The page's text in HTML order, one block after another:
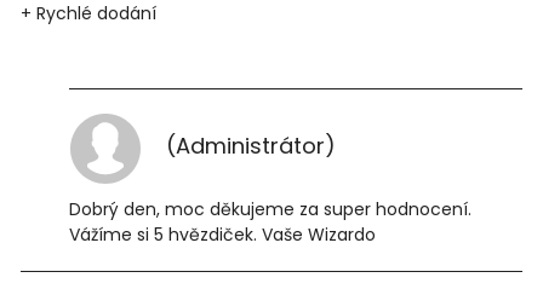
+ Rychlé dodání
(Administrátor)
Dobrý den, moc děkujeme za super hodnocení.
Vážíme si 5 hvězdiček. Vaše Wizardo